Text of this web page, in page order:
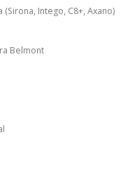
(Sirona, Intego, C8+, Axano)
Belmont